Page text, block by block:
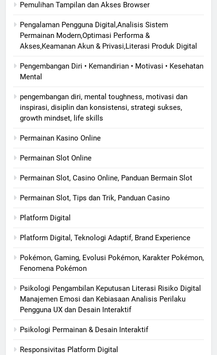
Pemulihan Tampilan dan Akses Browser
Pengalaman Pengguna Digital,Analisis Sistem
Permainan Modern,Optimasi Performa &
Akses,Keamanan Akun & Privasi,Literasi Produk Digital
Pengembangan Diri • Kemandirian • Motivasi • Kesehatan
Mental
pengembangan diri, mental toughness, motivasi dan
inspirasi, disiplin dan konsistensi, strategi sukses,
growth mindset, life skills
Permainan Kasino Online
Permainan Slot Online
Permainan Slot, Casino Online, Panduan Bermain Slot
Permainan Slot, Tips dan Trik, Panduan Casino
Platform Digital
Platform Digital, Teknologi Adaptif, Brand Experience
Pokémon, Gaming, Evolusi Pokémon, Karakter Pokémon,
Fenomena Pokémon
Psikologi Pengambilan Keputusan Literasi Risiko Digital
Manajemen Emosi dan Kebiasaan Analisis Perilaku
Pengguna UX dan Desain Interaktif
Psikologi Permainan & Desain Interaktif
Responsivitas Platform Digital